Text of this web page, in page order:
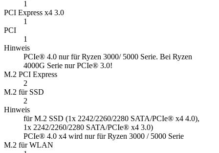
1
PCI Express x4 3.0
1
PCI
1
Hinweis
PCIe® 4.0 nur für Ryzen 3000/ 5000 Serie. Bei Ryzen
4000G Serie nur PCIe® 3.0!
M.2 PCI Express
2
M.2 für SSD
2
Hinweis
für M.2 SSD (1x 2242/2260/2280 SATA/PCIe® x4 4.0),
1x 2242/2260/2280 SATA/PCIe® x4 3.0)
PCIe® 4.0 x4 wird nur für Ryzen 3000 / 5000 Serie
M.2 für WLAN